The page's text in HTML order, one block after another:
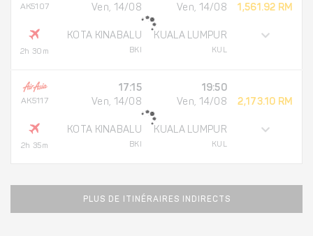
AK5107
2h 30m
Ven, 14/08
KOTA KINABALU
BKI
Ven, 14/08
KUALA LUMPUR
KUL
1,561.92 RM
AK5117
2h 35m
17:15
Ven, 14/08
KOTA KINABALU
BKI
19:50
Ven, 14/08
KUALA LUMPUR
KUL
2,173.10 RM
PLUS DE ITINÉRAIRES INDIRECTS